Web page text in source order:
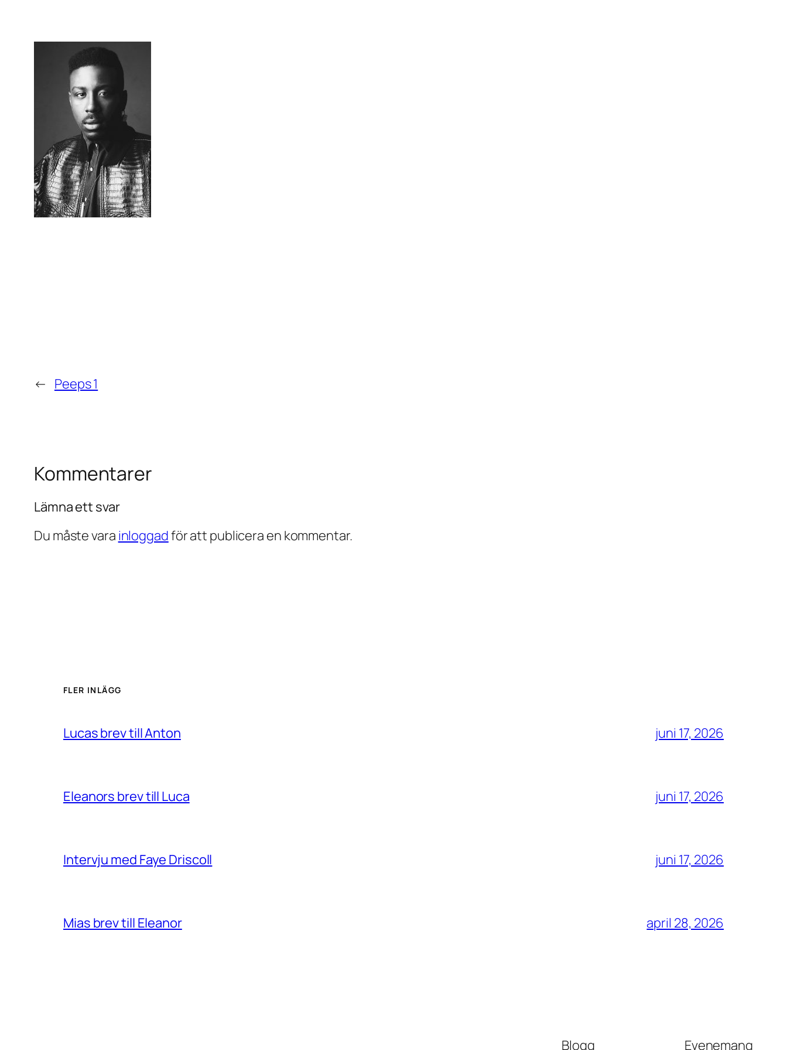
← Peeps 1
Kommentarer
Lämna ett svar
Du måste vara inloggadför att publicera en kommentar.
FLER INLÄGG
Lucas brev till Anton juni 17, 2026
Eleanors brev till Luca juni 17, 2026
Intervju med Faye Driscoll juni 17, 2026
Mias brev till Eleanor april 28, 2026
Blogg Evenemang